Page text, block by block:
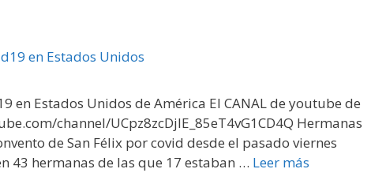
en Estados Unidos de América El CANAL de youtube de
channel/UCpz8zcDjlE_85eT4vG1CD4Q Hermanas
de San Félix por covid desde el pasado viernes
43 hermanas de las que 17 estaban … Leer más